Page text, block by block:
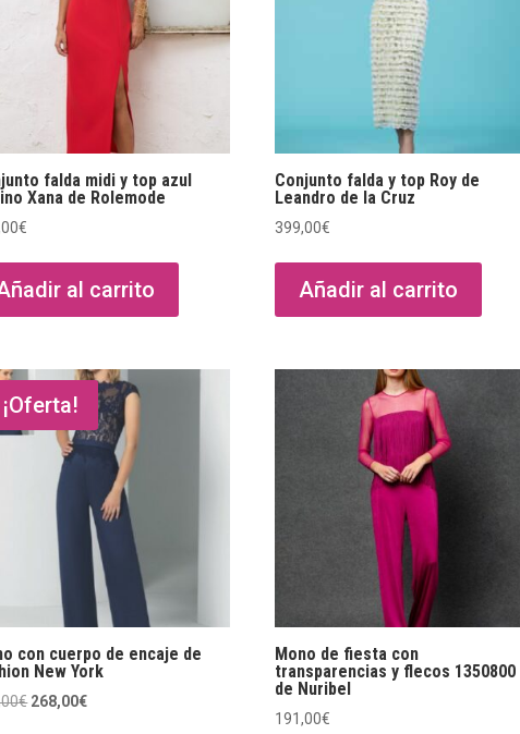
falda midi y top azul
Xana de Rolemode
€
al carrito
Conjunto falda y top Roy de
Leandro de la Cruz
399,00€
Añadir al carrito
¡Oferta!
con cuerpo de encaje de
New York
€ El
268,00€El
Mono de fiesta con
transparencias y flecos 1350800
de Nuribel
191,00€